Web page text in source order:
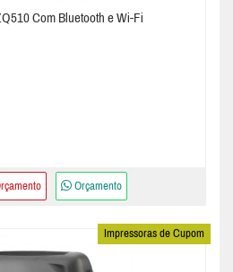
Com Bluetooth e Wi-Fi
Orçamento
Impressoras de Cupom